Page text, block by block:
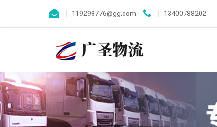
119298776@gg.com 13400788202